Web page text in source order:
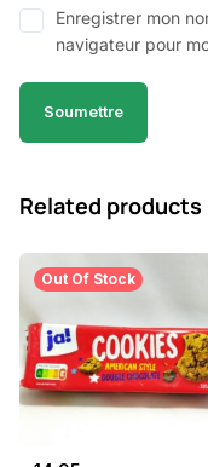
Enregistrer mon
navigateur pour
Related products
Out Of Stock